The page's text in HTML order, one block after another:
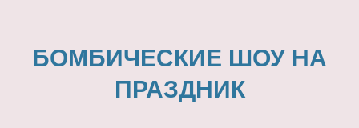
БОМБИЧЕСКИЕ ШОУ НА
ПРАЗДНИК